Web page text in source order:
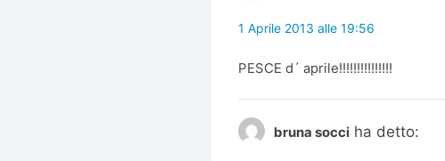
1 Aprile 2013 alle 19:56
PESCE d´ aprile!!!!!!!!!!!!!!!
bruna socci ha detto: